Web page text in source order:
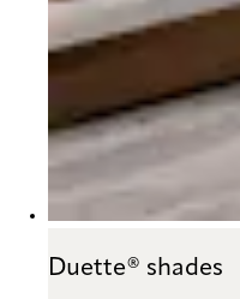
Duette® shades